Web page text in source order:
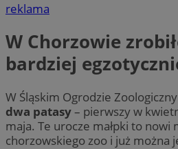
reklama
W Chorzowie
bardziej
W Śląskim Ogrodzie
dwa patasy– pierwszy w
maja. Te urocze małpki to nowi
chorzowskiego zoo i już można